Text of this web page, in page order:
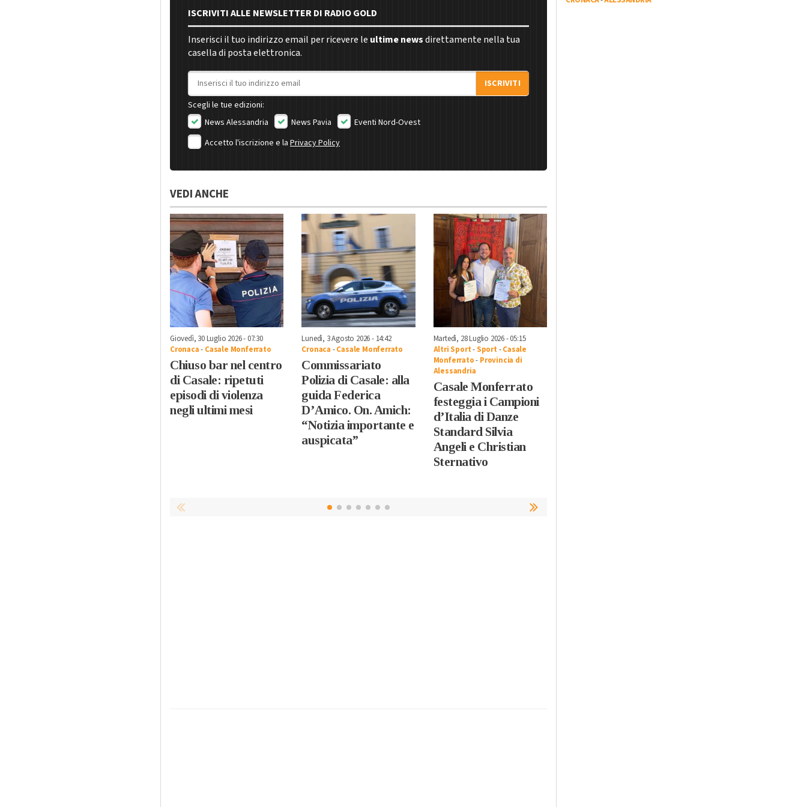
ISCRIVITI ALLE NEWSLETTER DI RADIO GOLD
Inserisci il tuo indirizzo email per ricevere le ultime newsdirettamente nella tua
casella di posta elettronica.
Indirizzo email
ISCRIVITI
Scegli le tue edizioni:
News Alessandria
News Pavia
Eventi Nord-Ovest
Accetto l'iscrizione e la Privacy Policy
VEDI ANCHE
Giovedì, 30 Luglio 2026 - 07:30
Cronaca- Casale Monferrato
Chiuso bar nel centro
di Casale: ripetuti
episodi di violenza
negli ultimi mesi
Lunedì, 3 Agosto 2026 - 14:42
Cronaca -Casale Monferrato
Commissariato
Polizia di Casale: alla
guida Federica
D’Amico. On. Amich:
“Notizia importante e
auspicata”
Martedì, 28 Luglio 2026 - 05:15
Altri Sport-Sport -Casale
Monferrato- Provincia di
Alessandria
Casale Monferrato
festeggia i Campioni
d’Italia di Danze
Standard Silvia
Angeli e Christian
Sternativo